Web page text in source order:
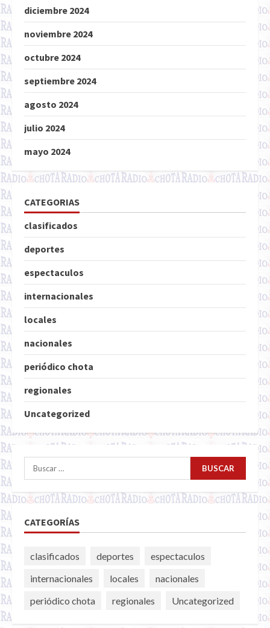
diciembre 2024
noviembre 2024
octubre 2024
septiembre 2024
agosto 2024
julio 2024
mayo 2024
CATEGORIAS
clasificados
deportes
espectaculos
internacionales
locales
nacionales
periódico chota
regionales
Uncategorized
Buscar:
CATEGORÍAS
clasificados deportes
espectaculos
internacionales
locales
nacionales
periódico chota
regionales Uncategorized